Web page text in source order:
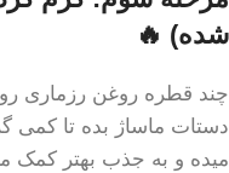
شده) 🔥
چند قطره روغن رزماری
دستات ماساژ بده تا
میده و به جذب بهتر کمک